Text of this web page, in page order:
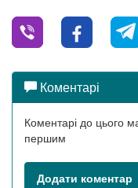
Коментарі
Коментарі до цього
першим
Додати коментар